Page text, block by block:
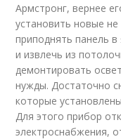
Армстронг, вернее
установить новые
приподнять панель
и извлечь из
демонтировать
нужды. Достаточно
которые
Для этого прибор
электроснабжения,